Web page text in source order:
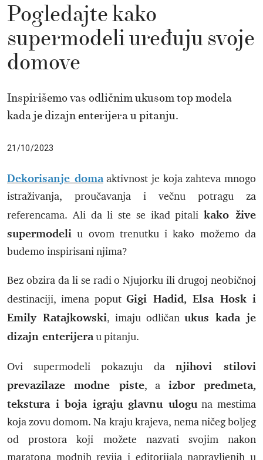
Pogledajte kako
supermodeli uređuju svoje
domove
Inspirišemo vas odličnim ukusom top modela
kada je dizajn enterijera u pitanju.
21/10/2023
Dekorisanje domaaktivnost je koja zahteva mnogo
istraživanja, proučavanja i večnu potragu za
referencama. Ali da li ste se ikad pitalikako žive
supermodeli u ovom trenutku i kako možemo da
budemo inspirisani njima?
Bez obzira da li se radi o Njujorku ili drugoj neobičnoj
destinaciji, imena poputGigi Hadid, Elsa Hosk i
Emily Ratajkowski, imaju odličanukus kada je
dizajn enterijerau pitanju.
Ovi supermodeli pokazuju da njihovi stilovi
prevazilaze modne piste, a izbor predmeta,
tekstura i boja igraju glavnu uloguna mestima
koja zovu domom. Na kraju krajeva, nema ničeg boljeg
od prostora koji možete nazvati svojim nakon